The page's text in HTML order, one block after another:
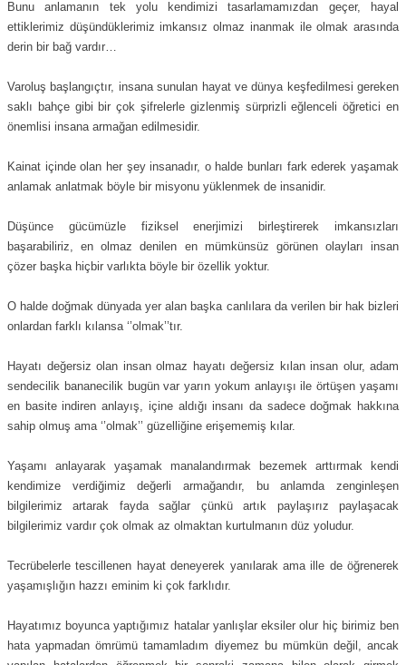
Bunu anlamanın tek yolu kendimizi tasarlamamızdan geçer, hayal
ettiklerimiz düşündüklerimiz imkansız olmaz inanmak ile olmak arasında
derin bir bağ vardır…
Varoluş başlangıçtır, insana sunulan hayat ve dünya keşfedilmesi gereken
saklı bahçe gibi bir çok şifrelerle gizlenmiş sürprizli eğlenceli öğretici en
önemlisi insana armağan edilmesidir.
Kainat içinde olan her şey insanadır, o halde bunları fark ederek yaşamak
anlamak anlatmak böyle bir misyonu yüklenmek de insanidir.
Düşünce gücümüzle fiziksel enerjimizi birleştirerek imkansızları
başarabiliriz, en olmaz denilen en mümkünsüz görünen olayları insan
çözer başka hiçbir varlıkta böyle bir özellik yoktur.
O halde doğmak dünyada yer alan başka canlılara da verilen bir hak bizleri
onlardan farklı kılansa ‘’olmak’’tır.
Hayatı değersiz olan insan olmaz hayatı değersiz kılan insan olur, adam
sendecilik bananecilik bugün var yarın yokum anlayışı ile örtüşen yaşamı
en basite indiren anlayış, içine aldığı insanı da sadece doğmak hakkına
sahip olmuş ama ‘’olmak’’ güzelliğine erişememiş kılar.
Yaşamı anlayarak yaşamak manalandırmak bezemek arttırmak kendi
kendimize verdiğimiz değerli armağandır, bu anlamda zenginleşen
bilgilerimiz artarak fayda sağlar çünkü artık paylaşırız paylaşacak
bilgilerimiz vardır çok olmak az olmaktan kurtulmanın düz yoludur.
Tecrübelerle tescillenen hayat deneyerek yanılarak ama ille de öğrenerek
yaşamışlığın hazzı eminim ki çok farklıdır.
Hayatımız boyunca yaptığımız hatalar yanlışlar eksiler olur hiç birimiz ben
hata yapmadan ömrümü tamamladım diyemez bu mümkün değil, ancak